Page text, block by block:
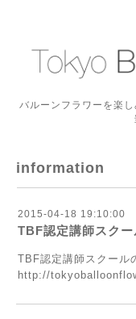
バルーンフラワーを楽
information
2015-04-18 19:10:00
TBF認定講師スク
TBF認定講師スクール
http://